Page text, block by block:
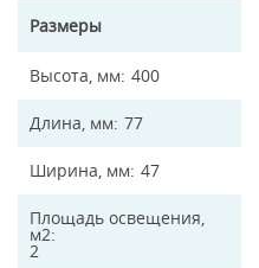
Размеры
Высота, мм 400
Длина, мм 77
Ширина, мм 47
Площадь освещения,
м2
2